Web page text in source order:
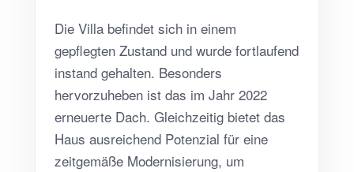
Die Villa befindet sich in einem
gepflegten Zustand und wurde fortlaufend
instand gehalten. Besonders
hervorzuheben ist das im Jahr 2022
erneuerte Dach. Gleichzeitig bietet das
Haus ausreichend Potenzial für eine
zeitgemäße Modernisierung, um